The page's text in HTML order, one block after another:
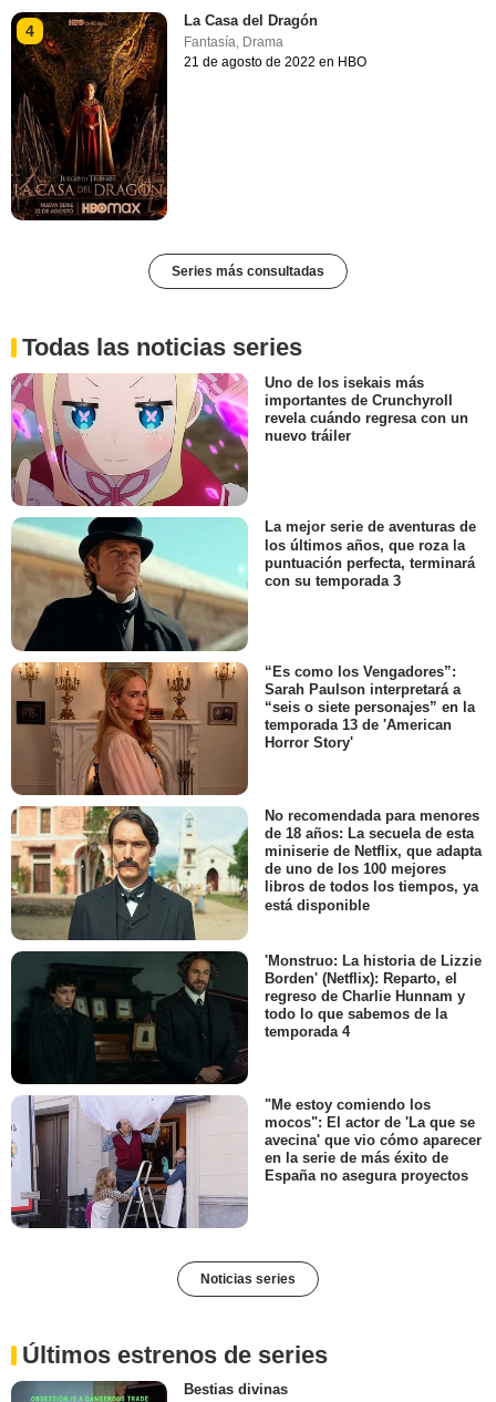
4
La Casa del Dragón
Fantasía Drama
21 de agosto de 2022 en HBO
Series más consultadas
Todas las noticias series
Uno de los isekais más
importantes de Crunchyroll
revela cuándo regresa con un
nuevo tráiler
La mejor serie de aventuras de
los últimos años, que roza la
puntuación perfecta, terminará
con su temporada 3
“Es como los Vengadores”:
Sarah Paulson interpretará a
“seis o siete personajes” en la
temporada 13 de 'American
Horror Story'
No recomendada para menores
de 18 años: La secuela de esta
miniserie de Netflix, que adapta
de uno de los 100 mejores
libros de todos los tiempos, ya
está disponible
'Monstruo: La historia de Lizzie
Borden' (Netflix): Reparto, el
regreso de Charlie Hunnam y
todo lo que sabemos de la
temporada 4
"Me estoy comiendo los
mocos": El actor de 'La que se
avecina' que vio cómo aparecer
en la serie de más éxito de
España no asegura proyectos
Noticias series
Últimos estrenos de series
Bestias divinas